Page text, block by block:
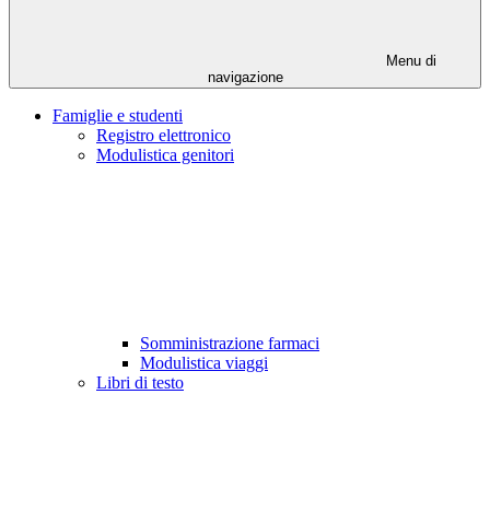
Menu di
navigazione
Famiglie e studenti
Registro elettronico
Modulistica genitori
Somministrazione farmaci
Modulistica viaggi
Libri di testo